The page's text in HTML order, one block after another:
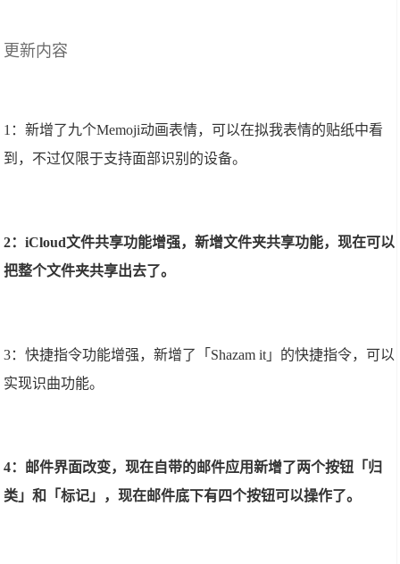
更新内容
1：新增了九个Memoji动画表情，可以在拟我表情的贴纸中看
到，不过仅限于支持面部识别的设备。
2：iCloud文件共享功能增强，新增文件夹共享功能，现在可以
把整个文件夹共享出去了。
3：快捷指令功能增强，新增了「Shazam it」的快捷指令，可以
实现识曲功能。
4：邮件界面改变，现在自带的邮件应用新增了两个按钮「归
类」和「标记」，现在邮件底下有四个按钮可以操作了。